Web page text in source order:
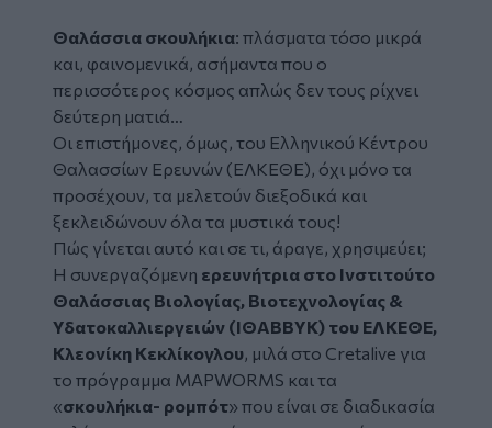
Θαλάσσια σκουλήκια: πλάσματα τόσο μικρά
και, φαινομενικά, ασήμαντα που ο
περισσότερος κόσμος απλώς δεν τους ρίχνει
δεύτερη ματιά…
Οι επιστήμονες, όμως, του Ελληνικού Κέντρου
Θαλασσίων Ερευνών (ΕΛΚΕΘΕ), όχι μόνο τα
προσέχουν, τα μελετούν διεξοδικά και
ξεκλειδώνουν όλα τα μυστικά τους!
Πώς γίνεται αυτό και σε τι, άραγε, χρησιμεύει;
Η συνεργαζόμενη ερευνήτρια στο Ινστιτούτο
Θαλάσσιας Βιολογίας, Βιοτεχνολογίας &
Υδατοκαλλιεργειών (ΙΘΑΒΒΥΚ) του ΕΛΚΕΘΕ,
Κλεονίκη Κεκλίκογλου, μιλά στο Cretalive για
το πρόγραμμα MAPWORMS και τα
«σκουλήκια- ρομπότ» που είναι σε διαδικασία